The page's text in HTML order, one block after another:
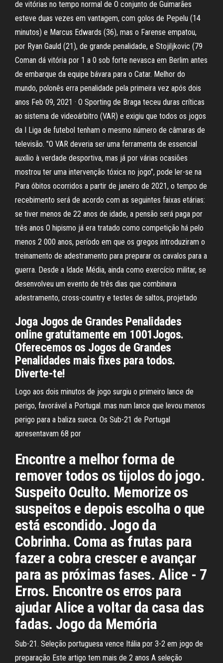
de vitórias no tempo normal de O conjunto de Guimarães
esteve duas vezes em vantagem, com golos de Pepelu (14
minutos) e Marcus Edwards (36), mas o Farense empatou,
por Ryan Gauld (21), de grande penalidade, e Stojiljkovic (79
Coman dá vitória por 1 a 0 sob forte nevasca em Berlim antes
de embarque da equipe bávara para o Catar. Melhor do
mundo, polonês erra penalidade pela primeira vez após dois
anos Feb 09, 2021 · O Sporting de Braga teceu duras críticas
ao sistema de videoárbitro (VAR) e exigiu que todos os jogos
da I Liga de futebol tenham o mesmo número de câmaras de
televisão. "O VAR deveria ser uma ferramenta de essencial
auxílio à verdade desportiva, mas já por várias ocasiões
mostrou ter uma intervenção tóxica no jogo", pode ler-se na
Para óbitos ocorridos a partir de janeiro de 2021, o tempo de
recebimento será de acordo com as seguintes faixas etárias:
se tiver menos de 22 anos de idade, a pensão será paga por
três anos O hipismo já era tratado como competição há pelo
menos 2 000 anos, período em que os gregos introduziram o
treinamento de adestramento para preparar os cavalos para a
guerra. Desde a Idade Média, ainda como exercício militar, se
desenvolveu um evento de três dias que combinava
adestramento, cross-country e testes de saltos, projetado
Joga Jogos de Grandes Penalidades
online gratuitamente em 1001Jogos.
Oferecemos os Jogos de Grandes
Penalidades mais fixes para todos.
Diverte-te!
Logo aos dois minutos de jogo surgiu o primeiro lance de
perigo, favorável a Portugal. mas num lance que levou menos
perigo para a baliza sueca. Os Sub-21 de Portugal
apresentavam 68 por
Encontre a melhor forma de
remover todos os tijolos do jogo.
Suspeito Oculto. Memorize os
suspeitos e depois escolha o que
está escondido. Jogo da
Cobrinha. Coma as frutas para
fazer a cobra crescer e avançar
para as próximas fases. Alice - 7
Erros. Encontre os erros para
ajudar Alice a voltar da casa das
fadas. Jogo da Memória
Sub-21. Seleção portuguesa vence Itália por 3-2 em jogo de
preparação Este artigo tem mais de 2 anos A seleção